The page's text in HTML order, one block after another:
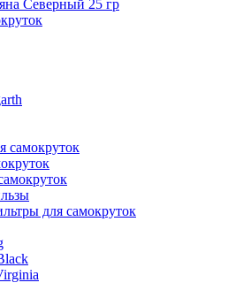
Северный 25 гр
самокруток
для самокруток